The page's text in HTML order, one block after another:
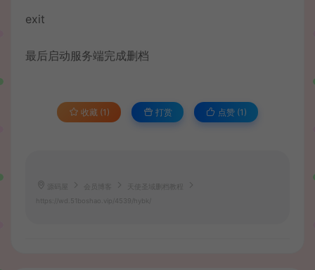
exit
最后启动服务端完成删档
收藏 (1) 打赏 点赞 (1 )
天使圣域删档教程
https://wd.51boshao.vip/4539/hybk/